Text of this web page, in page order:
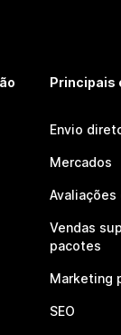
Principais
Envio
Mercados
Vendas
pacotes
Marketing
SEO